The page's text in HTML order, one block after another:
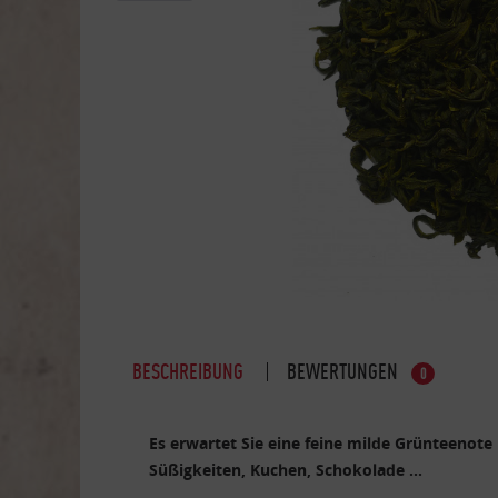
BESCHREIBUNG BEWERTUNGEN 0
Es erwartet Sie eine feine milde Grünteenote
Süßigkeiten, Kuchen, Schokolade ...